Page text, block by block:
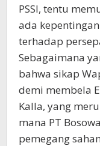
PSSI, tentu
ada
terhadap
Sebagaimana
bahwa sikap
demi membela
Kalla, yang
mana PT
pemegang